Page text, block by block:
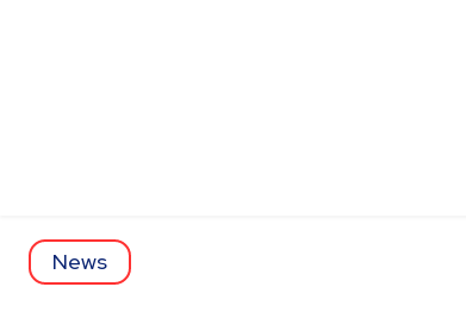
News